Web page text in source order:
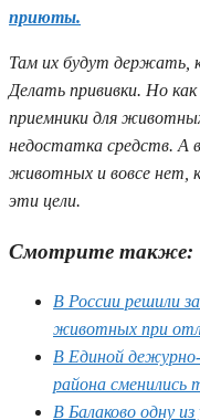
приюты.
Там их будут держать,
Делать прививки. Но
приемники для
недостатка средств. А
животных и вовсе нет,
эти цели.
Смотрите также:
В России решили
животных при
В Единой дежурно-
района сменились
В Балаково одну